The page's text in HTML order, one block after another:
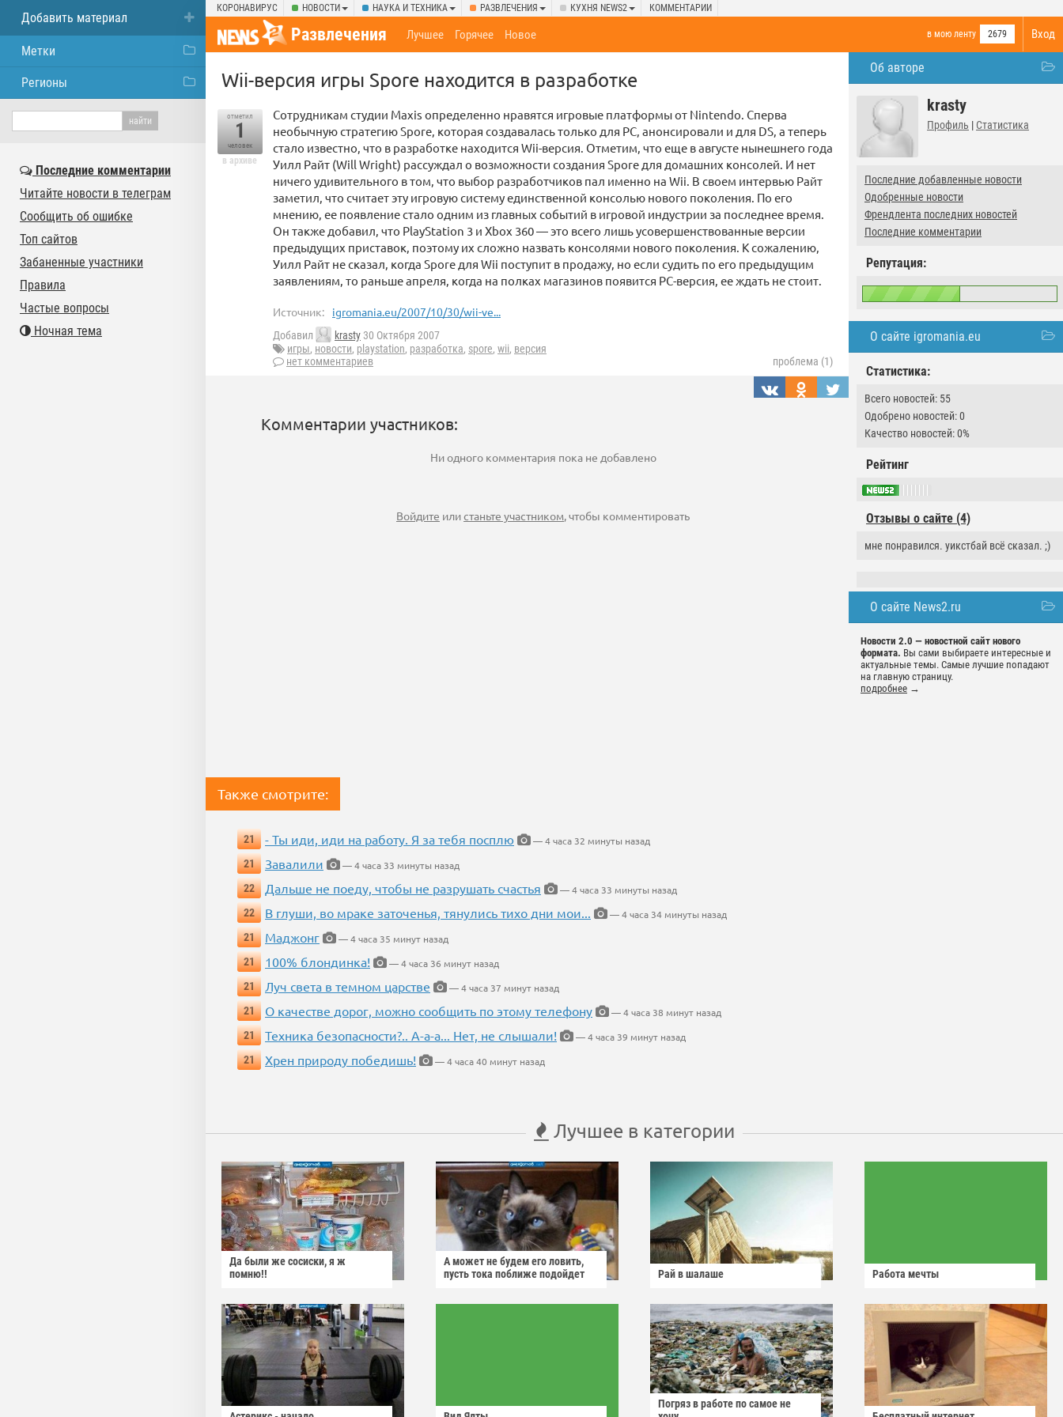
КОРОНАВИРУС НОВОСТИ НАУКА И ТЕХНИКА РАЗВЛЕЧЕНИЯ КУХНЯ NEWS2 КОММЕНТАРИИ
Вход
Развлечения в мою ленту 2679
Лучшее Горячее Новое
Об авторе
krasty
Профиль | Статистика
Последние добавленные новости
Одобренные новости
Френдлента последних новостей
Последние комментарии
Репутация:
О сайте igromania.eu
Статистика:
Всего новостей: 55
Одобрено новостей: 0
Качество новостей: 0%
Рейтинг
Отзывы о сайте (4)
мне понравился. уикстбай всё сказал. ;)
О сайте News2.ru
Новости 2.0 — новостной сайт нового
формата. Вы сами выбираете интересные и
актуальные темы. Самые лучшие попадают
на главную страницу.
подробнее →
Wii-версия игры Spore находится в разработке
отметил
1
человек
в архиве
Сотрудникам студии Maxis определенно нравятся игровые платформы от Nintendo. Сперва
необычную стратегию Spore, которая создавалась только для PC, анонсировали и для DS, а теперь
стало известно, что в разработке находится Wii-версия. Отметим, что еще в августе нынешнего года
Уилл Райт (Will Wright) рассуждал о возможности создания Spore для домашних консолей. И нет
ничего удивительного в том, что выбор разработчиков пал именно на Wii. В своем интервью Райт
заметил, что считает эту игровую систему единственной консолью нового поколения. По его
мнению, ее появление стало одним из главных событий в игровой индустрии за последнее время.
Он также добавил, что PlayStation 3 и Xbox 360 — это всего лишь усовершенствованные версии
предыдущих приставок, поэтому их сложно назвать консолями нового поколения. К сожалению,
Уилл Райт не сказал, когда Spore для Wii поступит в продажу, но если судить по его предыдущим
заявлениям, то раньше апреля, когда на полках магазинов появится PC-версия, ее ждать не стоит.
Источник: igromania.eu/2007/10/30/wii-ve...
Добавил krasty 30 Октября 2007
игры, новости, playstation, разработка, spore, wii, версия
нет комментариев
проблема (1)
Комментарии участников:
Ни одного комментария пока не добавлено
Войдите илистаньте участником, чтобы комментировать
Также смотрите:
21 - Ты иди, иди на работу. Я за тебя посплю
— 4 часа 32 минуты назад
21
Завалили
— 4 часа 33 минуты назад
22
Дальше не поеду, чтобы не разрушать счастья
— 4 часа 33 минуты назад
22
В глуши, во мраке заточенья, тянулись тихо дни мои...
— 4 часа 34 минуты назад
21
Маджонг
— 4 часа 35 минут назад
21
100% блондинка!
— 4 часа 36 минут назад
21
Луч света в темном царстве
— 4 часа 37 минут назад
21
О качестве дорог, можно сообщить по этому телефону
— 4 часа 38 минут назад
21
Техника безопасности?.. А-а-а... Нет, не слышали!
— 4 часа 39 минут назад
21
Хрен природу победишь! — 4 часа 40 минут назад
Лучшее в категории
Да были же сосиски, я ж
помню!!
А может не будем его ловить,
пусть тока поближе подойдет
Рай в шалаше Работа мечты
Погряз в работе по самое не
Добавить материал
Метки
Регионы
Последние комментарии
Читайте новости в телеграм
Сообщить об ошибке
Топ сайтов
Забаненные участники
Правила
Частые вопросы
Ночная тема